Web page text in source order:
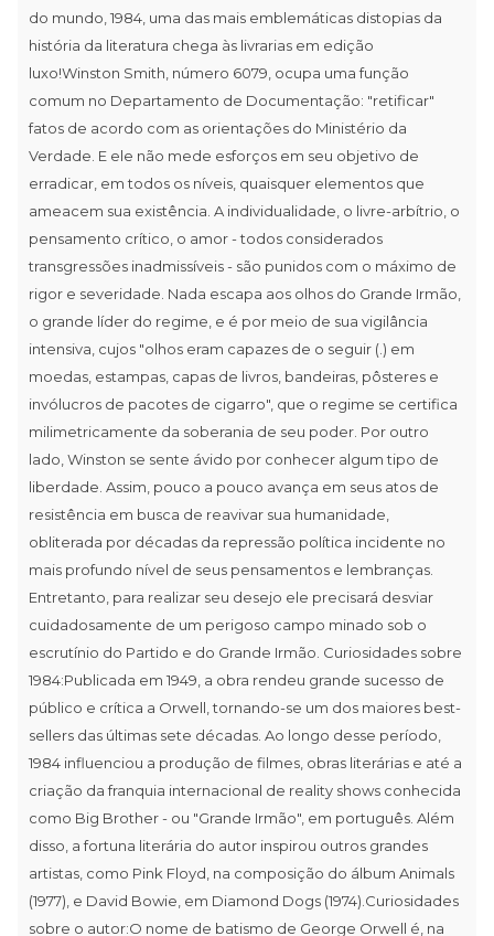
do mundo, 1984, uma das mais emblemáticas distopias da
história da literatura chega às livrarias em edição
luxo!Winston Smith, número 6079, ocupa uma função
comum no Departamento de Documentação: "retificar"
fatos de acordo com as orientações do Ministério da
Verdade. E ele não mede esforços em seu objetivo de
erradicar, em todos os níveis, quaisquer elementos que
ameacem sua existência. A individualidade, o livre-arbítrio, o
pensamento crítico, o amor - todos considerados
transgressões inadmissíveis - são punidos com o máximo de
rigor e severidade. Nada escapa aos olhos do Grande Irmão,
o grande líder do regime, e é por meio de sua vigilância
intensiva, cujos "olhos eram capazes de o seguir (.) em
moedas, estampas, capas de livros, bandeiras, pôsteres e
invólucros de pacotes de cigarro", que o regime se certifica
milimetricamente da soberania de seu poder. Por outro
lado, Winston se sente ávido por conhecer algum tipo de
liberdade. Assim, pouco a pouco avança em seus atos de
resistência em busca de reavivar sua humanidade,
obliterada por décadas da repressão política incidente no
mais profundo nível de seus pensamentos e lembranças.
Entretanto, para realizar seu desejo ele precisará desviar
cuidadosamente de um perigoso campo minado sob o
escrutínio do Partido e do Grande Irmão. Curiosidades sobre
1984:Publicada em 1949, a obra rendeu grande sucesso de
público e crítica a Orwell, tornando-se um dos maiores best-
sellers das últimas sete décadas. Ao longo desse período,
1984 influenciou a produção de filmes, obras literárias e até a
criação da franquia internacional de reality shows conhecida
como Big Brother - ou "Grande Irmão", em português. Além
disso, a fortuna literária do autor inspirou outros grandes
artistas, como Pink Floyd, na composição do álbum Animals
(1977), e David Bowie, em Diamond Dogs (1974).Curiosidades
sobre o autor:O nome de batismo de George Orwell é, na